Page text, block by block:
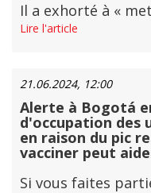
Il a exhorté à «
Lire l'article
21.06.2024, 12:00
Alerte à Bogotá
d'occupation des
en raison du pic
vacciner peut
Si vous faites